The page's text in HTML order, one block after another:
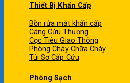
Thiết Bị Khẩn Cấp
Bồn rửa mắt khẩn cấp
Cáng Cứu Thương
Cọc Tiêu Giao Thông
Phòng Cháy Chữa Cháy
Túi Sơ Cấp Cứu
Phòng Sạch